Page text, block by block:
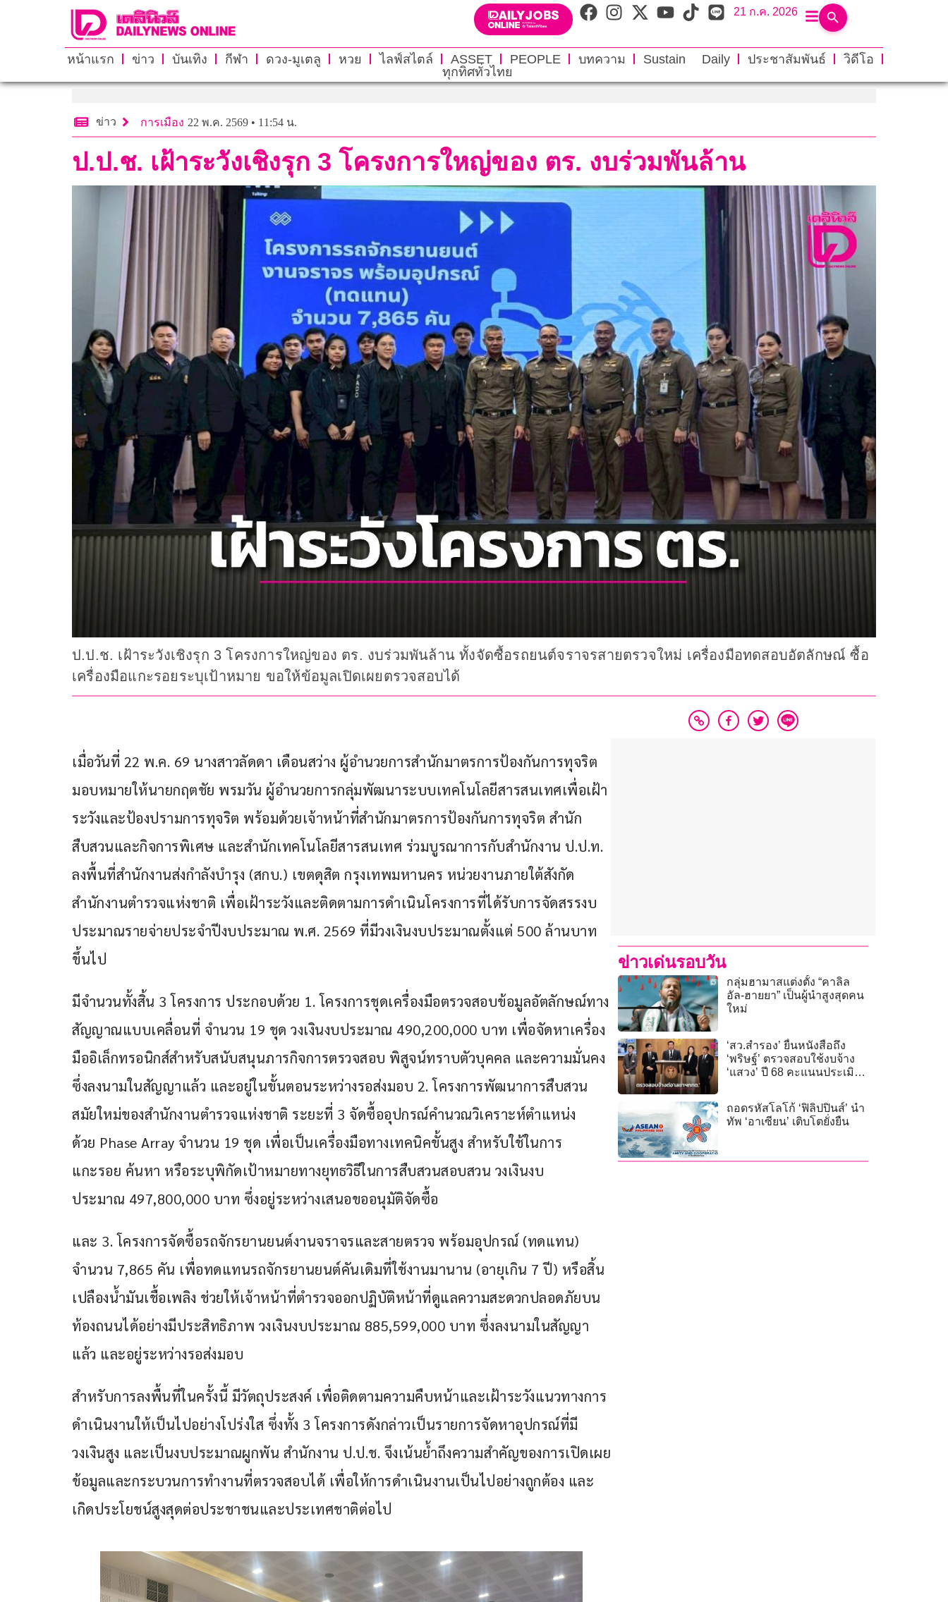
21 ก.ค. 2026
หน้าแรก ข่าว บันเทิง กีฬา ดวง-มูเตลู หวย ไลฟ์สไตล์ ASSET PEOPLE บทความ Sustain Daily ประชาสัมพันธ์
วิดีโอ
ทุกทิศทั่วไทย
ข่าว การเมือง 22 พ.ค. 2569 • 11:54 น.
ป.ป.ช. เฝ้าระวังเชิงรุก 3 โครงการใหญ่ของ ตร. งบร่วมพันล้าน
ป.ป.ช. เฝ้าระวังเชิงรุก 3 โครงการใหญ่ของ ตร. งบร่วมพันล้าน ทั้งจัดซื้อรถยนต์จราจรสายตรวจใหม่ เครื่องมือทดสอบอัตลักษณ์ ซื้อ
เครื่องมือแกะรอยระบุเป้าหมาย ขอให้ข้อมูลเปิดเผยตรวจสอบได้
เมื่อวันที่ 22 พ.ค. 69 นางสาวลัดดา เดือนสว่าง ผู้อำนวยการสำนักมาตรการป้องกันการทุจริต
มอบหมายให้นายกฤตชัย พรมวัน ผู้อำนวยการกลุ่มพัฒนาระบบเทคโนโลยีสารสนเทศเพื่อเฝ้า
ระวังและป้องปรามการทุจริต พร้อมด้วยเจ้าหน้าที่สำนักมาตรการป้องกันการทุจริต สำนัก
สืบสวนและกิจการพิเศษ และสำนักเทคโนโลยีสารสนเทศ ร่วมบูรณาการกับสำนักงาน ป.ป.ท.
ลงพื้นที่สำนักงานส่งกำลังบำรุง (สกบ.) เขตดุสิต กรุงเทพมหานคร หน่วยงานภายใต้สังกัด
สำนักงานตำรวจแห่งชาติ เพื่อเฝ้าระวังและติดตามการดำเนินโครงการที่ได้รับการจัดสรรงบ
ประมาณรายจ่ายประจำปีงบประมาณ พ.ศ. 2569 ที่มีวงเงินงบประมาณตั้งแต่ 500 ล้านบาท
ขึ้นไป
มีจำนวนทั้งสิ้น 3 โครงการ ประกอบด้วย 1. โครงการชุดเครื่องมือตรวจสอบข้อมูลอัตลักษณ์ทาง
สัญญาณแบบเคลื่อนที่ จำนวน 19 ชุด วงเงินงบประมาณ 490,200,000 บาท เพื่อจัดหาเครื่อง
มืออิเล็กทรอนิกส์สำหรับสนับสนุนภารกิจการตรวจสอบ พิสูจน์ทราบตัวบุคคล และความมั่นคง
ซึ่งลงนามในสัญญาแล้ว และอยู่ในขั้นตอนระหว่างรอส่งมอบ 2. โครงการพัฒนาการสืบสวน
สมัยใหม่ของสำนักงานตำรวจแห่งชาติ ระยะที่ 3 จัดซื้ออุปกรณ์คำนวณวิเคราะห์ตำแหน่ง
ด้วย Phase Array จำนวน 19 ชุด เพื่อเป็นเครื่องมือทางเทคนิคขั้นสูง สำหรับใช้ในการ
แกะรอย ค้นหา หรือระบุพิกัดเป้าหมายทางยุทธวิธีในการสืบสวนสอบสวน วงเงินงบ
ประมาณ 497,800,000 บาท ซึ่งอยู่ระหว่างเสนอขออนุมัติจัดซื้อ
และ 3. โครงการจัดซื้อรถจักรยานยนต์งานจราจรและสายตรวจ พร้อมอุปกรณ์ (ทดแทน)
จำนวน 7,865 คัน เพื่อทดแทนรถจักรยานยนต์คันเดิมที่ใช้งานมานาน (อายุเกิน 7 ปี) หรือสิ้น
เปลืองน้ำมันเชื้อเพลิง ช่วยให้เจ้าหน้าที่ตำรวจออกปฏิบัติหน้าที่ดูแลความสะดวกปลอดภัยบน
ท้องถนนได้อย่างมีประสิทธิภาพ วงเงินงบประมาณ 885,599,000 บาท ซึ่งลงนามในสัญญา
แล้ว และอยู่ระหว่างรอส่งมอบ
สำหรับการลงพื้นที่ในครั้งนี้ มีวัตถุประสงค์ เพื่อติดตามความคืบหน้าและเฝ้าระวังแนวทางการ
ดำเนินงานให้เป็นไปอย่างโปร่งใส ซึ่งทั้ง 3 โครงการดังกล่าวเป็นรายการจัดหาอุปกรณ์ที่มี
วงเงินสูง และเป็นงบประมาณผูกพัน สำนักงาน ป.ป.ช. จึงเน้นย้ำถึงความสำคัญของการเปิดเผย
ข้อมูลและกระบวนการทำงานที่ตรวจสอบได้ เพื่อให้การดำเนินงานเป็นไปอย่างถูกต้อง และ
เกิดประโยชน์สูงสุดต่อประชาชนและประเทศชาติต่อไป
ข่าวเด่นรอบวัน
กลุ่มฮามาสแต่งตั้ง “คาลิล
อัล-ฮายยา” เป็นผู้นำสูงสุดคน
ใหม่
‘สว.สำรอง’ ยื่นหนังสือถึง
‘พริษฐ์’ ตรวจสอบใช้งบจ้าง
‘แสวง’ ปี 68 คะแนนประเมิน
ถอดรหัสโลโก้ ‘ฟิลิปปินส์’ นำ
ทัพ ‘อาเซียน’ เติบโตยั่งยืน